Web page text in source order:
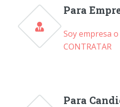
Para
Soy empresa
CONTRATAR
Para